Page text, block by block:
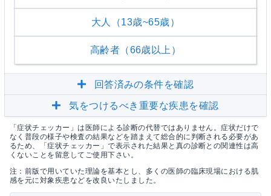
大人（13歳~65歳）
高齢者（66歳以上）
回答済みの条件を確認
気をつけるべき重要な疾患を確認
「症状チェッカー」は医師による診断の代替ではありません。症状だけで
なく普段の様子や検査の結果などを踏まえて総合的に判断される必要があ
るため、「症状チェッカー」で表示された結果と真の診断との関連性は高
くないことを留意してご使用下さい。
注：前版で用いていた理論を基本とし、多くの医師の臨床現場における肌
感を元に対象疾患などを改良いたしました。